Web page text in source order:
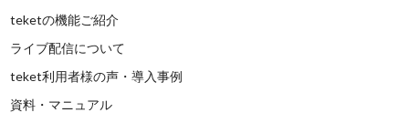
teketの機能ご紹介
ライブ配信について
teket利用者様の声・導入事例
資料・マニュアル